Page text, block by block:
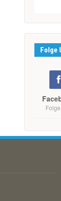
Folge